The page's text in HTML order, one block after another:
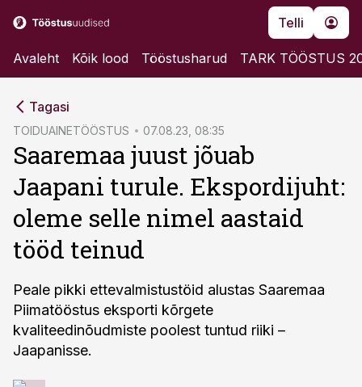
Telli
Avaleht Kõik lood Tööstusharud TARK TÖÖSTUS
Tagasi
TOIDUAINETÖÖSTUS 07.08.23, 08:35
Saaremaa juust jõuab
Jaapani turule. Ekspordijuht:
oleme selle nimel aastaid
tööd teinud
Peale pikki ettevalmistustöid alustas Saaremaa
Piimatööstus eksporti kõrgete
kvaliteedinõudmiste poolest tuntud riiki –
Jaapanisse.